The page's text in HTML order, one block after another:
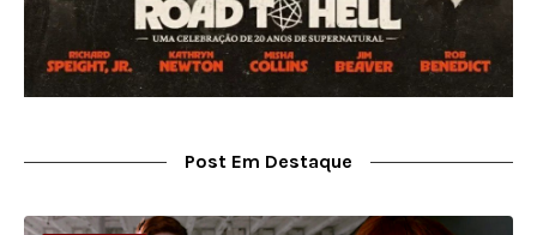
Post Em Destaque